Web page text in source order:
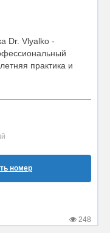
Dr. Vlyalko -
практика и
номер
248